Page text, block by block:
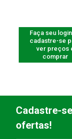
Faça seu
cadastre-se
ver preços
comprar
Cadastre-
ofertas!